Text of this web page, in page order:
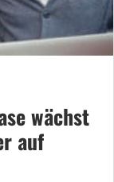
wächst
auf